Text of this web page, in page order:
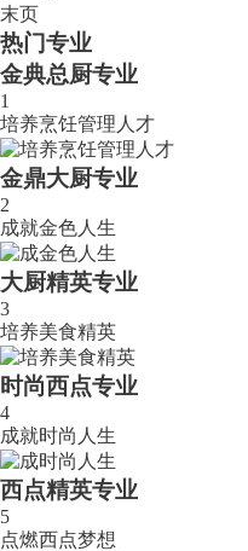
末页
热门专业
金典总厨专业
1
培养烹饪管理人才
金鼎大厨专业
2
成就金色人生
大厨精英专业
3
培养美食精英
时尚西点专业
4
成就时尚人生
西点精英专业
5
点燃西点梦想